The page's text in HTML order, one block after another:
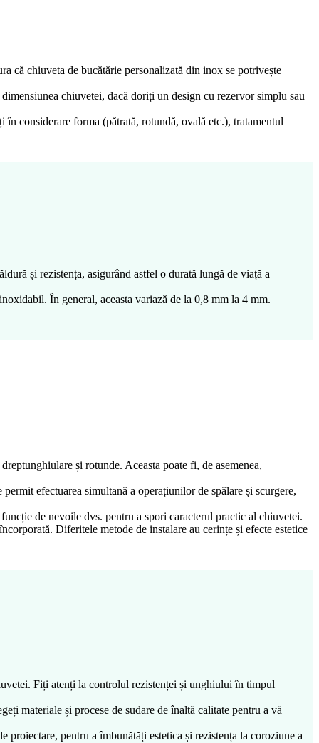
că chiuveta de bucătărie personalizată din inox se potrivește
chiuvetei, dacă doriți un design cu rezervor simplu sau
considerare forma (pătrată, rotundă, ovală etc.), tratamentul
și rezistența, asigurând astfel o durată lungă de viață a
În general, aceasta variază de la 0,8 mm la 4 mm.
și rotunde. Aceasta poate fi, de asemenea,
efectuarea simultană a operațiunilor de spălare și scurgere,
de nevoile dvs. pentru a spori caracterul practic al chiuvetei.
Diferitele metode de instalare au cerințe și efecte estetice
Fiți atenți la controlul rezistenței și unghiului în timpul
materiale și procese de sudare de înaltă calitate pentru a vă
proiectare, pentru a îmbunătăți estetica și rezistența la coroziune a